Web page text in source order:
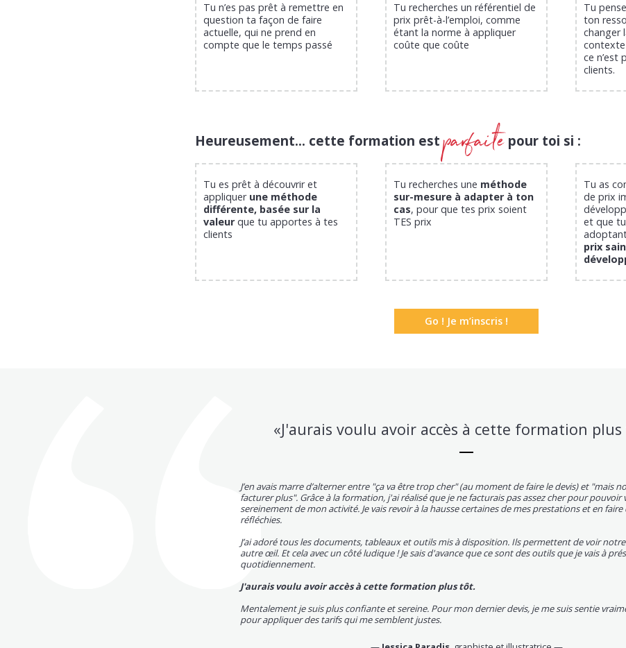
Tu n’es pas prêt à remettre en
question ta façon de faire
actuelle, qui ne prend en
compte que le temps passé
Tu recherches un référentiel de
prix prêt-à-l’emploi, comme
étant la norme à appliquer
coûte que coûte
Tu
ton
changer
ce n’est
clients.
Heureusement… cette formation estparfaitepour toi si :
Tu es prêt à découvrir et
appliquer une méthode
différente, basée sur la
valeurque tu apportes à tes
clients
Tu recherches une méthode
sur-mesure à adapter à ton
cas, pour que tes prix soient
TES prix
Tu as
de prix
et que
prix
Go ! Je m’inscris !
«J'aurais voulu avoir accès à cette formation
J’en avais marre d’alterner entre "ça va être trop cher" (au moment de faire le devis) et "mais
facturer plus". Grâce à la formation, j'ai réalisé que je ne facturais pas assez cher pour pouvoir
sereinement de mon activité. Je vais revoir à la hausse certaines de mes prestations et en faire
réfléchies.
J’ai adoré tous les documents, tableaux et outils mis à disposition. Ils permettent de voir
autre œil. Et cela avec un côté ludique ! Je sais d'avance que ce sont des outils que je vais à
quotidiennement.
J'aurais voulu avoir accès à cette formation plus tôt.
Mentalement je suis plus confiante et sereine. Pour mon dernier devis, je me suis sentie
pour appliquer des tarifs qui me semblent justes.